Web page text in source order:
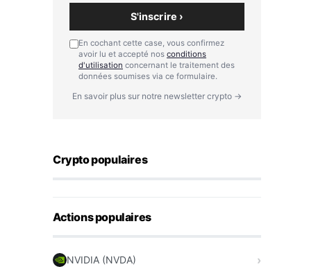
S'inscrire ›
En cochant cette case, vous confirmez
avoir lu et accepté nos conditions
d'utilisation concernant le traitement des
données soumises via ce formulaire.
En savoir plus sur notre newsletter crypto →
Crypto populaires
Actions populaires
NVIDIA (NVDA)